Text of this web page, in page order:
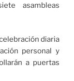
asambleas
diaria
personal y
a puertas